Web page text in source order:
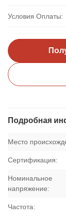
Условия Оплаты:
Подробная
Место
Сертификация:
Номинальное
напряжение:
Частота: